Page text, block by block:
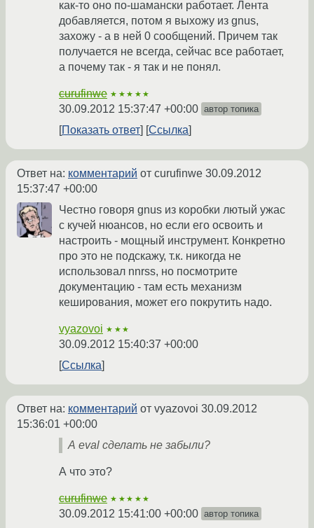
как-то оно по-шамански работает. Лента
добавляется, потом я выхожу из gnus,
захожу - а в ней 0 сообщений. Причем так
получается не всегда, сейчас все работает,
а почему так - я так и не понял.
curufinwe ★★★★★
30.09.2012 15:37:47 +00:00 автор топика
Показать ответ Ссылка
Ответ на: комментарий от curufinwe 30.09.2012
15:37:47 +00:00
Честно говоря gnus из коробки лютый ужас
с кучей нюансов, но если его освоить и
настроить - мощный инструмент. Конкретно
про это не подскажу, т.к. никогда не
использовал nnrss, но посмотрите
документацию - там есть механизм
кеширования, может его покрутить надо.
vyazovoi ★★★
30.09.2012 15:40:37 +00:00
Ссылка
Ответ на: комментарий от vyazovoi 30.09.2012
15:36:01 +00:00
А eval сделать не забыли?
А что это?
curufinwe ★★★★★
30.09.2012 15:41:00 +00:00 автор топика